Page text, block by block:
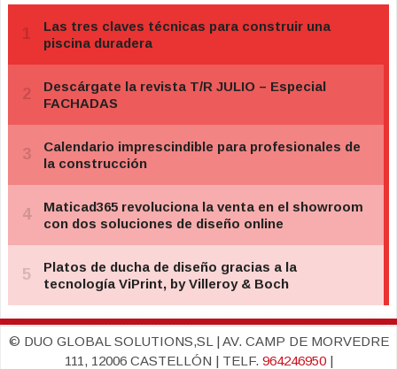
© DUO GLOBAL SOLUTIONS,SL | AV. CAMP DE MORVEDRE
111, 12006 CASTELLÓN | TELF. 964246950|